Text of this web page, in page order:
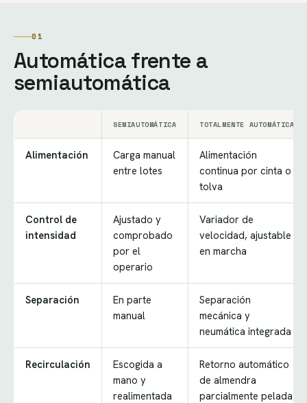
01
Automática frente a
semiautomática
SEMIAUTOMÁTICA TOTALMENTE AUTOMÁTICA
Alimentación
Carga manual
entre lotes
Alimentación
continua por cinta o
tolva
Control de
intensidad
Ajustado y
comprobado
por el
operario
Variador de
velocidad, ajustable
en marcha
Separación
En parte
manual
Separación
mecánica y
neumática integrada
Recirculación
Escogida a
mano y
realimentada
Retorno automático
de almendra
parcialmente pelada